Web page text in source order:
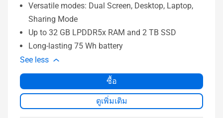
Versatile modes: Dual Screen, Desktop, Laptop,
Sharing Mode
Up to 32 GB LPDDR5x RAM and 2 TB SSD
Long-lasting 75 Wh battery
See less
ซื้อ
ดูเพิ่มเติม